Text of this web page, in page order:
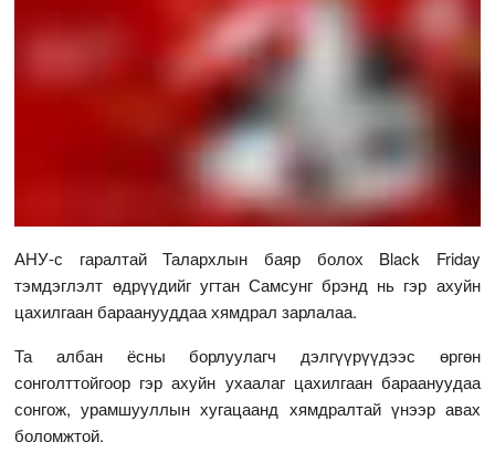
АНУ-с гаралтай Талархлын баяр болох Black Friday
тэмдэглэлт өдрүүдийг угтан Самсунг брэнд нь гэр ахуйн
цахилгаан бараанууддаа хямдрал зарлалаа.
Та албан ёсны борлуулагч дэлгүүрүүдээс өргөн
сонголттойгоор гэр ахуйн ухаалаг цахилгаан бараануудаа
сонгож, урамшууллын хугацаанд хямдралтай үнээр авах
боломжтой.